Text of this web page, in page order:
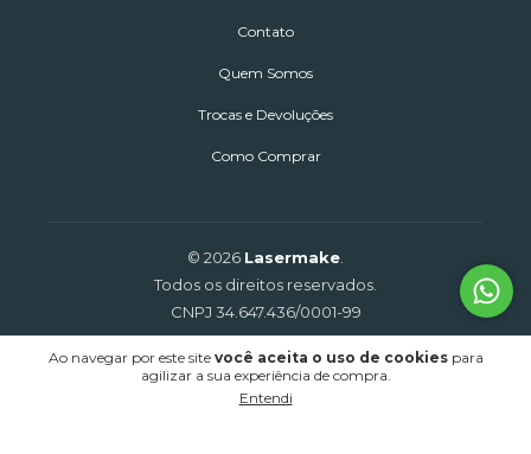
Ao navegar por este site você aceita o uso de cookiespara
agilizar a sua experiência de compra.
Entendi
Contato
Quem Somos
Trocas e Devoluções
Como Comprar
© 2026 Lasermake
Todos os direitos reservados.
CNPJ 34.647.436/0001-99